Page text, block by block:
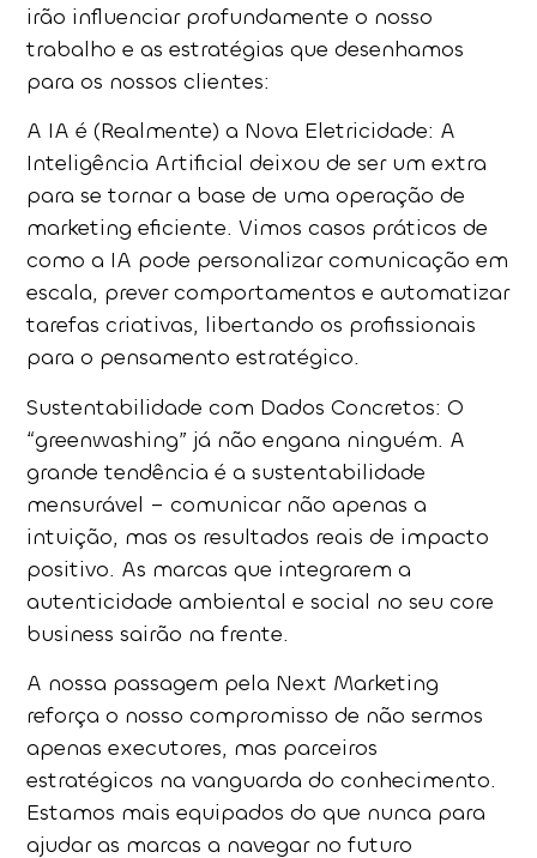
irão influenciar profundamente o nosso
trabalho e as estratégias que desenhamos
para os nossos clientes:
A IA é (Realmente) a Nova Eletricidade: A
Inteligência Artificial deixou de ser um extra
para se tornar a base de uma operação de
marketing eficiente. Vimos casos práticos de
como a IA pode personalizar comunicação em
escala, prever comportamentos e automatizar
tarefas criativas, libertando os profissionais
para o pensamento estratégico.
Sustentabilidade com Dados Concretos: O
“greenwashing” já não engana ninguém. A
grande tendência é asustentabilidade
mensurável – comunicar não apenas a
intuição, mas os resultados reais de impacto
positivo. As marcas que integrarem a
autenticidade ambiental e social no seu core
business sairão na frente.
A nossa passagem pela Next Marketing
reforça o nosso compromisso de não sermos
apenas executores, mas parceiros
estratégicos na vanguarda do conhecimento.
Estamos mais equipados do que nunca para
ajudar as marcas a navegar no futuro